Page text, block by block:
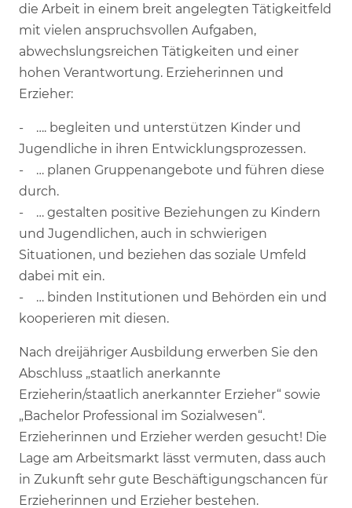
die Arbeit in einem breit angelegten Tätigkeitfeld
mit vielen anspruchsvollen Aufgaben,
abwechslungsreichen Tätigkeiten und einer
hohen Verantwortung. Erzieherinnen und
Erzieher:
- …. begleiten und unterstützen Kinder und
Jugendliche in ihren Entwicklungsprozessen.
- … planen Gruppenangebote und führen diese
durch.
- … gestalten positive Beziehungen zu Kindern
und Jugendlichen, auch in schwierigen
Situationen, und beziehen das soziale Umfeld
dabei mit ein.
- … binden Institutionen und Behörden ein und
kooperieren mit diesen.
Nach dreijähriger Ausbildung erwerben Sie den
Abschluss „staatlich anerkannte
Erzieherin/staatlich anerkannter Erzieher“ sowie
„Bachelor Professional im Sozialwesen“.
Erzieherinnen und Erzieher werden gesucht! Die
Lage am Arbeitsmarkt lässt vermuten, dass auch
in Zukunft sehr gute Beschäftigungschancen für
Erzieherinnen und Erzieher bestehen.